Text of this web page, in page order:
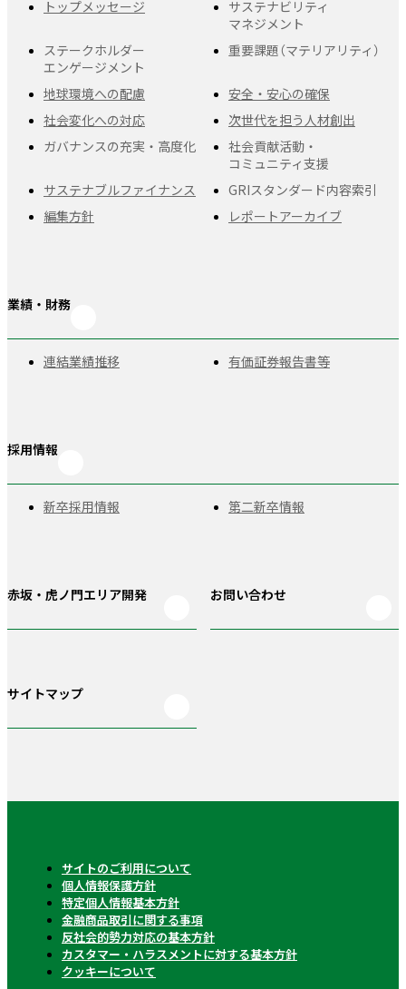
トップメッセージ
サステナビリティ
マネジメント
ステークホルダー
エンゲージメント
重要課題 （マテリアリティ）
地球環境への配慮 安全・安心の確保
社会変化への対応 次世代を担う人材創出
ガバナンスの充実・ 高度化
社会貢献活動・
コミュニティ支援
サステナブルファイナンス GRIスタンダード 内容索引
編集方針 レポートアーカイブ
業績・財務
連結業績推移 有価証券報告書等
採用情報
新卒採用情報 第二新卒情報
赤坂・虎ノ門 エリア開発 お問い合わせ
サイトマップ
サイトのご利用について
個人情報保護方針
特定個人情報基本方針
金融商品取引に関する事項
反社会的勢力対応の基本方針
カスタマー・ハラスメントに対する基本方針
クッキーについて